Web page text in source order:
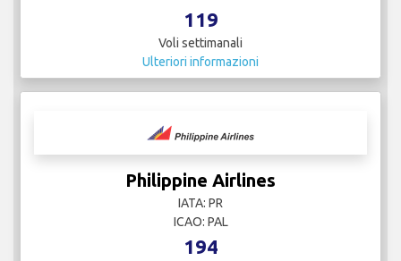
119
Voli settimanali
Ulteriori informazioni
Philippine Airlines
IATA: PR
ICAO: PAL
194